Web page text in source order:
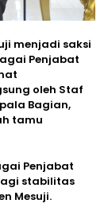
menjadi saksi
Penjabat
oleh Staf
Bagian,
tamu
Penjabat
stabilitas
Mesuji.